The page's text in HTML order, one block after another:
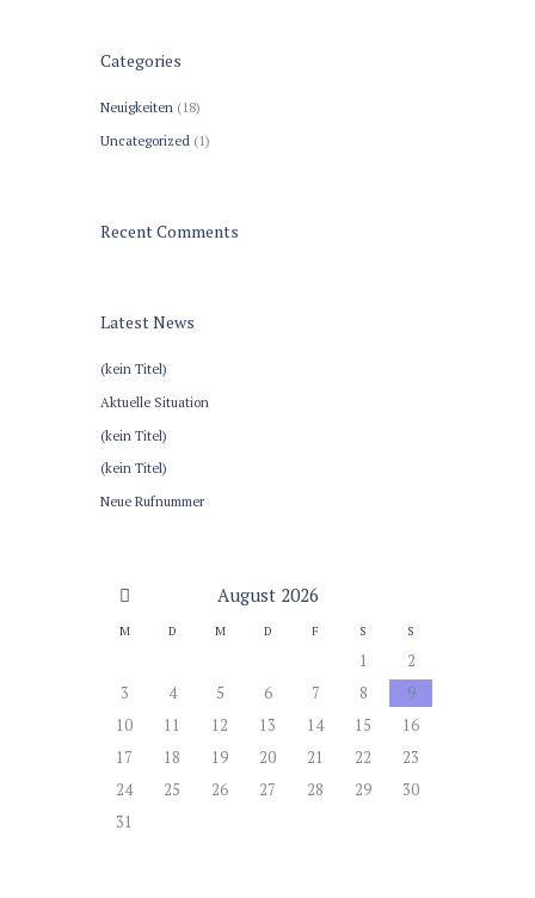
Categories
Neuigkeiten (18)
Uncategorized (1)
Recent Comments
Latest News
(kein Titel)
Aktuelle Situation
(kein Titel)
(kein Titel)
Neue Rufnummer
August 2026
M D M D F S S
1
2
3
4 5 6 7 8
9
10
11 12 13 14 15
16
17
18 19 20 21 22
23
24
25 26 27 28 29
30
31